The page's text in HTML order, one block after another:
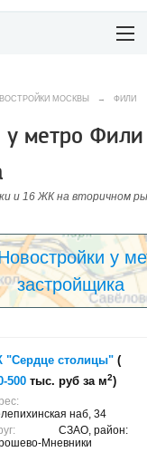
МОСКВЫ → ФИЛИ
у метро
и 16 ЖК на вторичном
у
застройщика
"Сердце столицы" (
500 тыс. руб за м2)
наб, 34
СЗАО, район:
Мневники